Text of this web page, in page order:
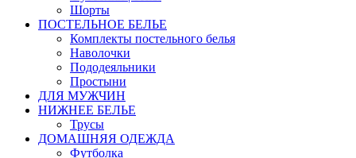
Шорты
ПОСТЕЛЬНОЕ БЕЛЬЕ
Комплекты постельного белья
Наволочки
Пододеяльники
Простыни
ДЛЯ МУЖЧИН
НИЖНЕЕ БЕЛЬЕ
Трусы
ДОМАШНЯЯ ОДЕЖДА
Футболка